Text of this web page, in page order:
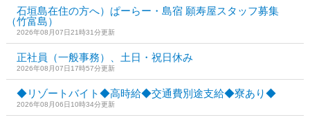
石垣島在住の方へ）ぱーらー・島宿 願寿屋スタッフ募集
（竹富島）
2026年08月07日21時31分更新
正社員（一般事務）、土日・祝日休み
2026年08月07日17時57分更新
◆リゾートバイト◆高時給◆交通費別途支給◆寮あり◆
2026年08月06日10時34分更新